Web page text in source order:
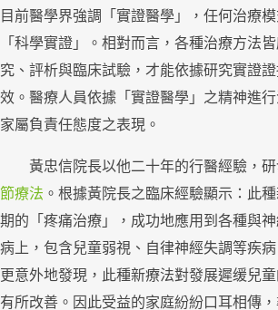
目前醫學界強調「實證醫學」，任何治療
「科學實證」。相對而言，各種治療方法
究、評析與臨床試驗，才能依據研究實證
效。醫療人員依據「實證醫學」之精神進
家屬負責任態度之表現。
黃忠信院長以他二十年的行醫經驗，研
節療法 。根據黃院長之臨床經驗顯示：此
期的「疼痛治療」，成功地應用到各種與
病上，包含兒童弱視、自律神經失調等疾
更意外地發現，此種新療法對發展遲缓兒
有所改善。因此受益的家庭紛紛口耳相傳